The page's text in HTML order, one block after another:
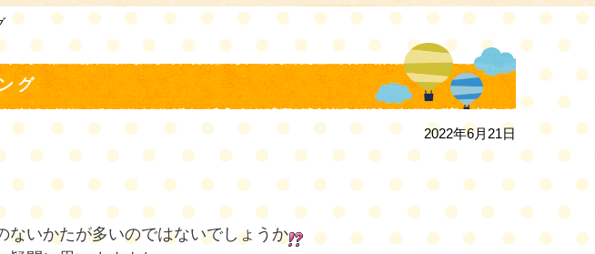
グ
2022年6月21日
ないかたが多いのではないでしょうか